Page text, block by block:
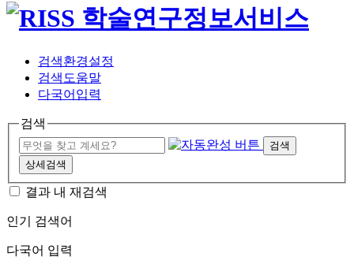
검색환경설정
검색도움말
다국어입력
검색
검색
상세검색
결과 내 재검색
인기 검색어
다국어 입력